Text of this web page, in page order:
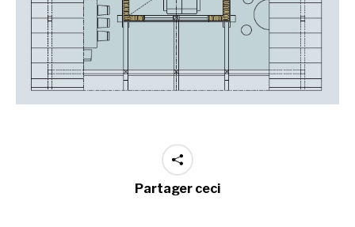
Partager ceci